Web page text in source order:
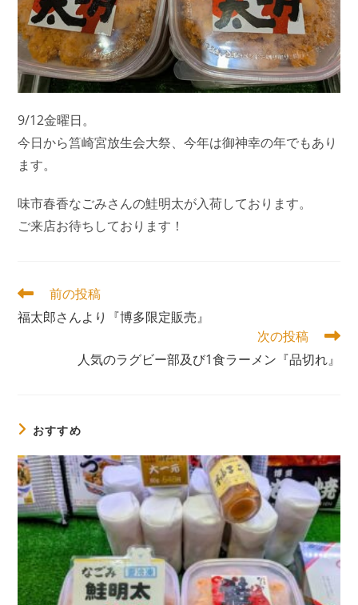
9/12金曜日。
今日から筥崎宮放生会大祭、今年は御神幸の年でもあり
ます。
味市春香なごみさんの鮭明太が入荷しております。
ご来店お待ちしております！
そ
の
他
前の投稿
福太郎さんより『博多限定販売』
次の投稿
人気のラグビー部及び1食ラーメン『品切れ』
おすすめ